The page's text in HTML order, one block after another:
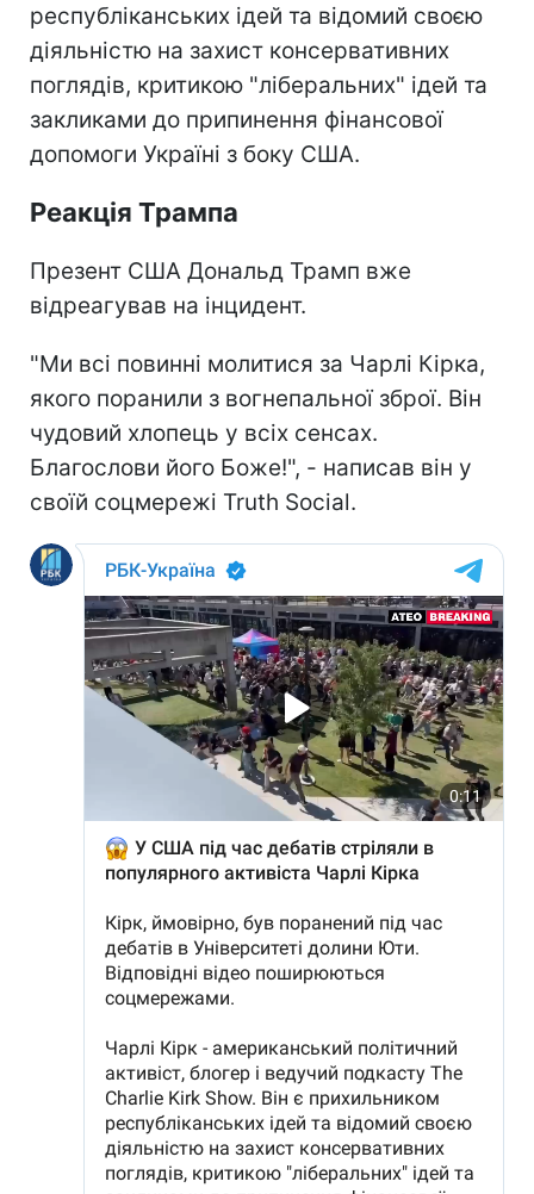
республіканських ідей та відомий своєю
діяльністю на захист консервативних
поглядів, критикою "ліберальних" ідей та
закликами до припинення фінансової
допомоги Україні з боку США.
Реакція Трампа
Презент США Дональд Трамп вже
відреагував на інцидент.
"Ми всі повинні молитися за Чарлі Кірка,
якого поранили з вогнепальної зброї. Він
чудовий хлопець у всіх сенсах.
Благослови його Боже!", - написав він у
своїй соцмережі Truth Social.